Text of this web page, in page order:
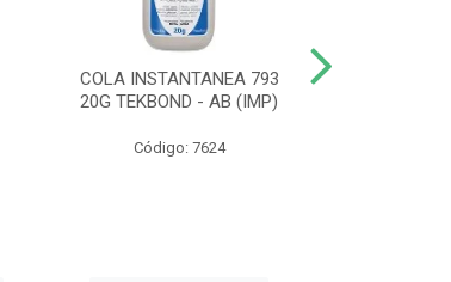
COLA INSTANTANEA 793
20G TEKBOND - AB (IMP)
Código: 7624